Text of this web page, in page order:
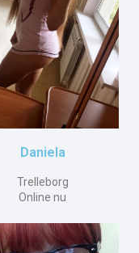
Daniela
Trelleborg
Online nu